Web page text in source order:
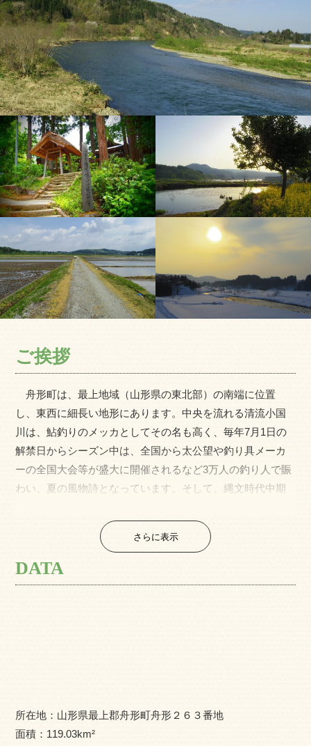
ご挨拶
舟形町は、最上地域（山形県の東北部）の南端に位置
し、東西に細長い地形にあります。中央を流れる清流小国
川は、鮎釣りのメッカとしてその名も高く、毎年7月1日の
解禁日からシーズン中は、全国から太公望や釣り具メーカ
ーの全国大会等が盛大に開催されるなど3万人の釣り人で賑
わい、夏の風物詩となっています。そして、縄文時代中期
縄文の女神」が出土した古代ロマンの里であると共に、眺
望がすばらしい若あゆ温泉、パブリック式県民ゴルフ場が
あります。また、交通は、旧国道47号、国道13号と高規格
中央自動車道路、JR奥羽本線が走る交通の要所にもなって
さらに表示
DATA
所在地： 山形県最上郡舟形町舟形２６３番地
面積： 119.03km²